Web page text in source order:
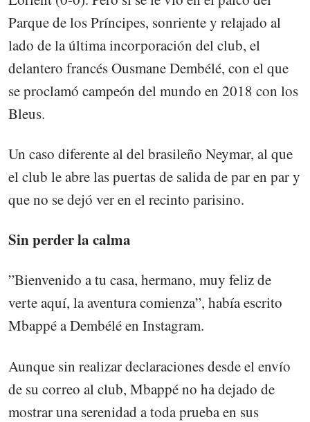
Parque de los Príncipes, sonriente y relajado al
lado de la última incorporación del club, el
delantero francés Ousmane Dembélé, con el que
se proclamó campeón del mundo en 2018 con los
Bleus.
Un caso diferente al del brasileño Neymar, al que
el club le abre las puertas de salida de par en par y
que no se dejó ver en el recinto parisino.
Sin perder la calma
”Bienvenido a tu casa, hermano, muy feliz de
verte aquí, la aventura comienza”, había escrito
Mbappé a Dembélé en Instagram.
Aunque sin realizar declaraciones desde el envío
de su correo al club, Mbappé no ha dejado de
mostrar una serenidad a toda prueba en sus